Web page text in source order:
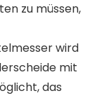
zu müssen,
wird
mit
das